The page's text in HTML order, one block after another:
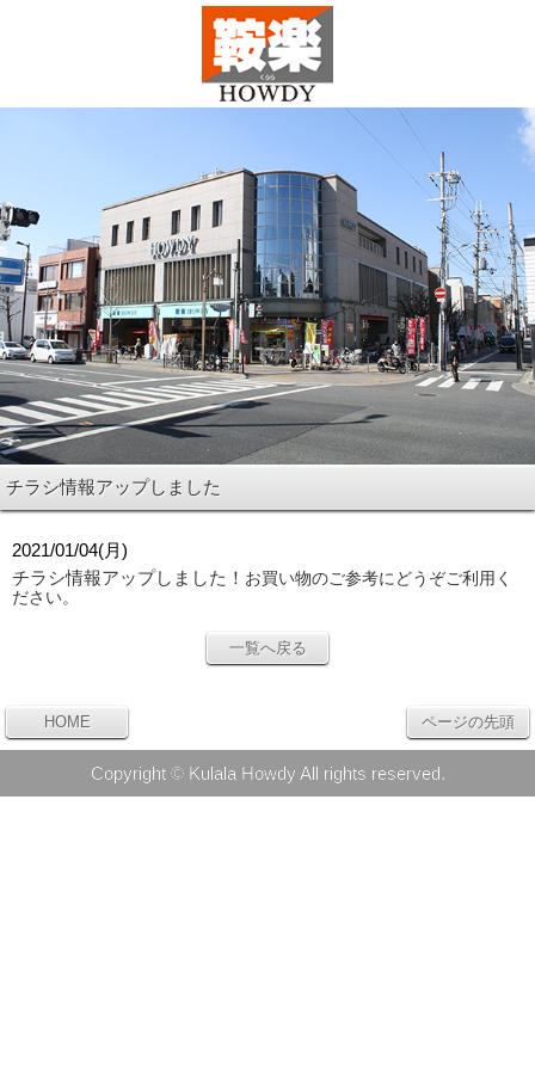
チラシ情報アップしました
2021/01/04(月)
チラシ情報アップしました！ お買い物のご参考にどうぞご利用く
ださい。
一覧へ戻る
HOME ページの先頭
Copyright © Kulala Howdy All rights reserved.